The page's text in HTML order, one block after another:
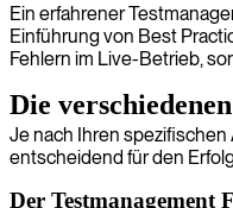
Ein erfahrener
Einführung von Best
Fehlern im Live-Betrieb,
Die
Je nach Ihren
entscheidend für den
Der Testmanagement